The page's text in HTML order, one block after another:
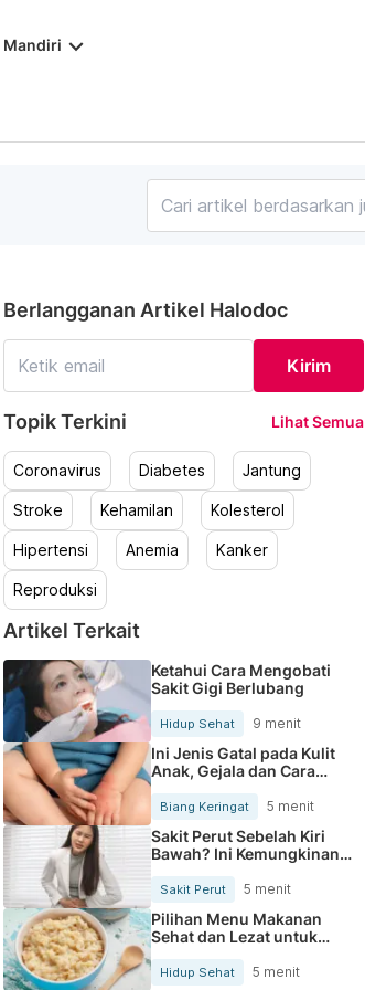
Mandiri keyboard_arrow_down
Berlangganan Artikel Halodoc
Kirim
Topik Terkini Lihat Semua
Coronavirus Diabetes Jantung
Stroke Kehamilan Kolesterol
Hipertensi Anemia Kanker
Reproduksi
Artikel Terkait
Ketahui Cara Mengobati
Sakit Gigi Berlubang
Hidup Sehat 9 menit
Ini Jenis Gatal pada Kulit
Anak, Gejala dan Cara
Mengobatinya
Biang Keringat 5 menit
Sakit Perut Sebelah Kiri
Bawah? Ini Kemungkinan
Sakit Perut 5 menit
Pilihan Menu Makanan
Sehat dan Lezat untuk
Mengurangi Kolesterol
Hidup Sehat 5 menit